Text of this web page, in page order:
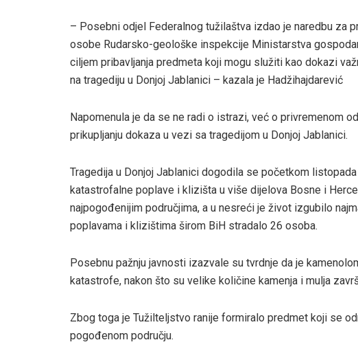
– Posebni odjel Federalnog tužilaštva izdao je naredbu za
osobe Rudarsko-geološke inspekcije Ministarstva
ciljem pribavljanja predmeta koji mogu služiti kao dokazi
na tragediju u Donjoj Jablanici – kazala je Hadžihajdarević
Napomenula je da se ne radi o istrazi, već o privremenom
prikupljanju dokaza u vezi sa tragedijom u Donjoj Jablanici.
Tragedija u Donjoj Jablanici dogodila se početkom
katastrofalne poplave i klizišta u više dijelova Bosne i
najpogođenijim područjima, a u nesreći je život izgubilo
poplavama i klizištima širom BiH stradalo 26 osoba.
Posebnu pažnju javnosti izazvale su tvrdnje da je
katastrofe, nakon što su velike količine kamenja i mulja
Zbog toga je Tužilteljstvo ranije formiralo predmet koji se
pogođenom području.